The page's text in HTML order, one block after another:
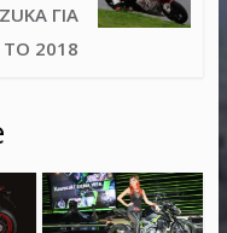
ΓΙΑ
ΤΟ 2018